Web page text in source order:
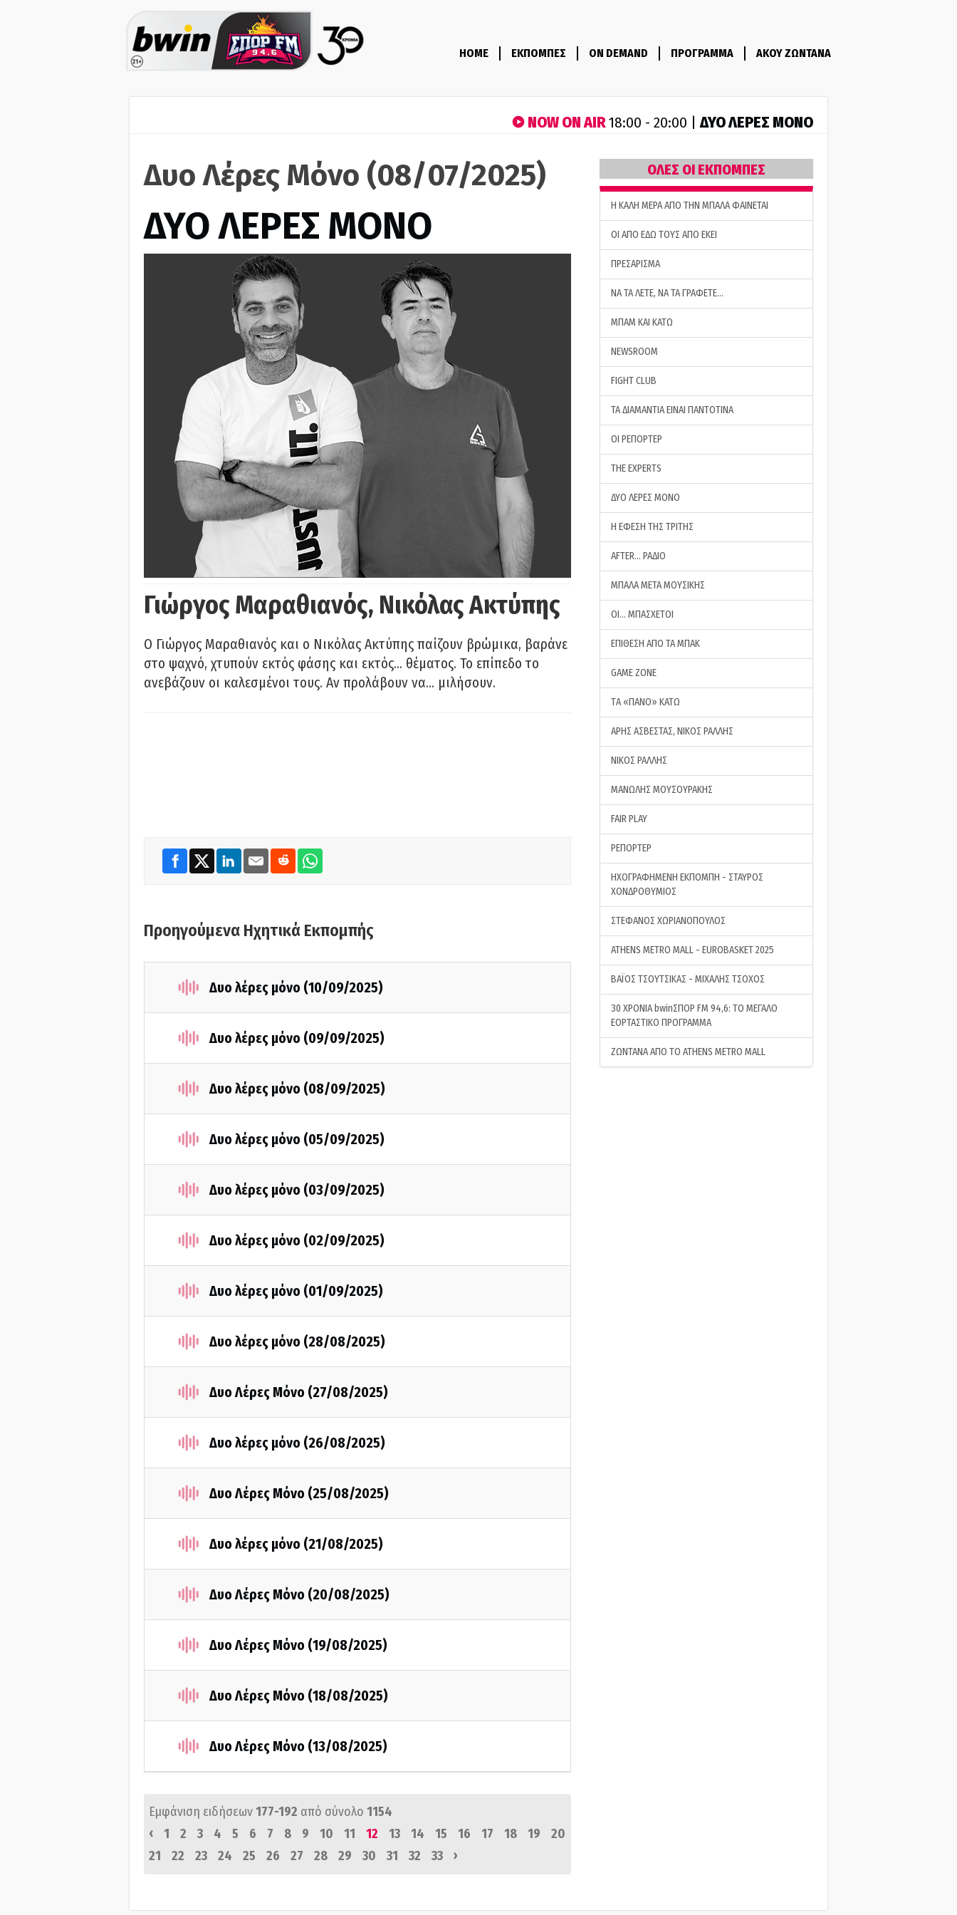
HOME ΕΚΠΟΜΠΕΣ ON DEMAND ΠΡΟΓΡΑΜΜΑ ΑΚΟΥ ΖΩΝΤΑΝΑ
NOW ON AIR18:00 - 20:00 |ΔΥΟ ΛΕΡΕΣ ΜΟΝΟ
Δυο Λέρες Μόνο (08/07/2025)
ΔΥΟ ΛΕΡΕΣ ΜΟΝΟ
Γιώργος Μαραθιανός, Νικόλας Ακτύπης
Ο Γιώργος Μαραθιανός και ο Νικόλας Ακτύπης παίζουν βρώμικα, βαράνε
στο ψαχνό, χτυπούν εκτός φάσης και εκτός… θέματος. Το επίπεδο το
ανεβάζουν οι καλεσμένοι τους. Αν προλάβουν να… μιλήσουν.
Προηγούμενα Ηχητικά Εκπομπής
Δυο λέρες μόνο (10/09/2025)
Δυο λέρες μόνο (09/09/2025)
Δυο λέρες μόνο (08/09/2025)
Δυο λέρες μόνο (05/09/2025)
Δυο λέρες μόνο (03/09/2025)
Δυο λέρες μόνο (02/09/2025)
Δυο λέρες μόνο (01/09/2025)
Δυο λέρες μόνο (28/08/2025)
Δυο Λέρες Μόνο (27/08/2025)
Δυο λέρες μόνο (26/08/2025)
Δυο Λέρες Μόνο (25/08/2025)
Δυο λέρες μόνο (21/08/2025)
Δυο Λέρες Μόνο (20/08/2025)
Δυο Λέρες Μόνο (19/08/2025)
Δυο Λέρες Μόνο (18/08/2025)
Δυο Λέρες Μόνο (13/08/2025)
Εμφάνιση ειδήσεων177-192 από σύνολο 1154
‹
1 2 3 4 5 6 7 8 9 10 11 12 13 14 15 16 17 18 19
20
21
22 23 24 25 26 27 28 29 30 31 32 33 ›
ΟΛΕΣ ΟΙ ΕΚΠΟΜΠΕΣ
H ΚΑΛΗ ΜΕΡΑ ΑΠΟ ΤΗΝ ΜΠΑΛΑ ΦΑΙΝΕΤΑΙ
ΟΙ ΑΠΟ ΕΔΩ ΤΟΥΣ ΑΠΟ ΕΚΕΙ
ΠΡΕΣΑΡΙΣΜΑ
ΝΑ ΤΑ ΛΕΤΕ, ΝΑ ΤΑ ΓΡΑΦΕΤΕ…
ΜΠΑΜ ΚΑΙ ΚΑΤΩ
NEWSROOM
FIGHT CLUB
ΤΑ ΔΙΑΜΑΝΤΙΑ ΕΙΝΑΙ ΠΑΝΤΟΤΙΝΑ
ΟΙ ΡΕΠΟΡΤΕΡ
THE EXPERTS
ΔΥΟ ΛΕΡΕΣ ΜΟΝΟ
Η ΕΦΕΣΗ ΤΗΣ ΤΡΙΤΗΣ
AFTER… ΡΑΔΙΟ
ΜΠΑΛΑ ΜΕΤΑ ΜΟΥΣΙΚΗΣ
ΟΙ… ΜΠΑΣΧΕΤΟΙ
ΕΠΙΘΕΣΗ ΑΠΟ ΤΑ ΜΠΑΚ
GAME ZONE
ΤA «ΠΑΝΟ» ΚΑΤΩ
ΑΡΗΣ ΑΣΒΕΣΤΑΣ, ΝΙΚΟΣ ΡΑΛΛΗΣ
ΝΙΚΟΣ ΡΑΛΛΗΣ
ΜΑΝΩΛΗΣ ΜΟΥΣΟΥΡΑΚΗΣ
FAIR PLAY
ΡΕΠΟΡΤΕΡ
ΗΧΟΓΡΑΦΗΜΕΝΗ ΕΚΠΟΜΠΗ - ΣΤΑΥΡΟΣ
ΧΟΝΔΡΟΘΥΜΙΟΣ
ΣΤΕΦΑΝΟΣ ΧΩΡΙΑΝΟΠΟΥΛΟΣ
ATHENS METRO MALL - EUROBASKET 2025
ΒΑΪΟΣ ΤΣΟΥΤΣΙΚΑΣ - ΜΙΧΑΛΗΣ ΤΣΟΧΟΣ
30 ΧΡΟΝΙΑ bwinΣΠΟΡ FM 94,6: ΤΟ ΜΕΓΑΛΟ
ΕΟΡΤΑΣΤΙΚΟ ΠΡΟΓΡΑΜΜΑ
ΖΩΝΤΑΝΑ ΑΠΟ ΤΟ ATHENS METRO MALL